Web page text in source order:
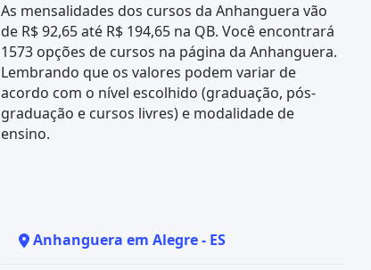
As mensalidades dos cursos da Anhanguera vão
de R$ 92,65 até R$ 194,65 na QB. Você encontrará
1573 opções de cursos na página da Anhanguera.
Lembrando que os valores podem variar de
acordo com o nível escolhido (graduação, pós-
graduação e cursos livres) e modalidade de
ensino.
Anhanguera em Alegre - ES